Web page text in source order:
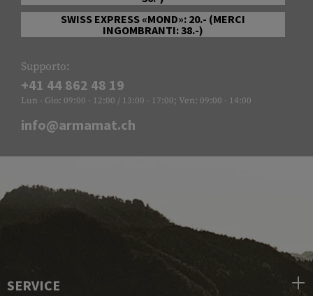
SWISS EXPRESS «MOND»: 20.- (MERCI
INGOMBRANTI: 38.-)
Supporto:
+41 44 862 48 19
Lun - Gio: 09:00 - 12:00 / 13:00 - 17:00; Ven: 09:00 - 14:00
info@armamat.ch
SERVICE